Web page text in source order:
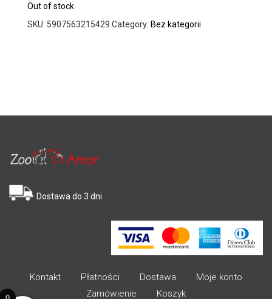
Out of stock
SKU: 5907563215429 Category: Bez kategorii
Dostawa do 3 dni
Kontakt Płatności Dostawa
Moje konto
Zamówienie
Koszyk